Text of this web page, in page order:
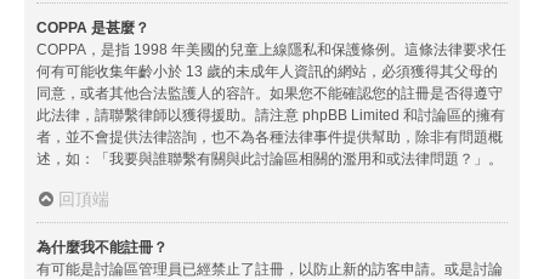
COPPA 是甚麼？
COPPA，是指 1998 年美國的兒童上線隱私和保護條例。這條法律要求任
何有可能收集年齡小於 13 歲的未成年人資訊的網站，必須獲得其父母的
同意，或者其他合法監護人的容許。如果您不能確認您的註冊是否得遵守
此法律，請聯繫律師以獲得援助。請注意 phpBB Limited 和討論區的擁有
者，並不會提供法律諮詢，也不為各種法律事件提供幫助，除非有問題概
述，如：「我要與誰聯繫有關與此討論區相關的濫用和或法律問題？」。
回頂端
為什麼我不能註冊？
有可能是討論區管理員已經禁止了註冊，以防止新的訪客申請。或是討論